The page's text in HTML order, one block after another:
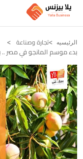
الرئيسيه تجارة وصناعة
بدء موسم المانجو في مصر ..